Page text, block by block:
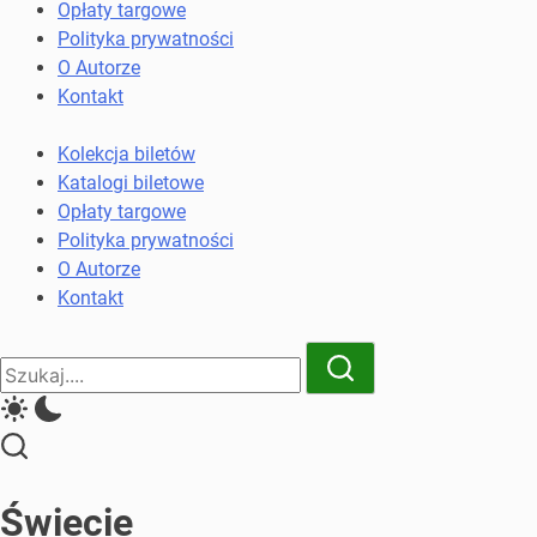
komunikacji
miejskiej
kolejowych
Opłaty targowe
Polityka prywatności
O Autorze
Kontakt
Kolekcja biletów
Katalogi biletowe
Opłaty targowe
Polityka prywatności
O Autorze
Kontakt
Close
Search
Search
Świecie